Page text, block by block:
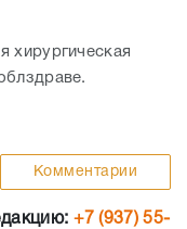
хирургическая
Комментарии
+7 (937) 55-